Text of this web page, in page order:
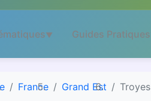
▼ Guides Pratiques
France Grand Est Troyes